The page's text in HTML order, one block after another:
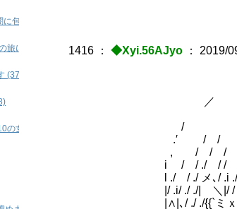
1416 ： ◆Xyi.56AJyo ： 2019/
／
/
/ / / /
.′ / / / /
, / / / / /
i / / ./ / / ./ / //
l ./ / ./ メ､/ .i ./ /
|/ .i/ ./ ./| ＼|/ /
|∧|､/ ./ ./{{`ミｘ/ //
包まれる～できる夫の恋愛事情(ペルソナ風味)～ (56)
旅に出るようです (9)
(37)
の女の子 (6)